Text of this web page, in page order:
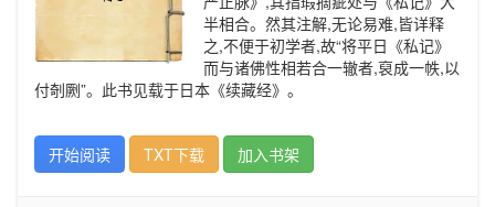
半相合。然其注解,无论易难,皆详释
之,不便于初学者,故“将平日《私记》
而与诸佛性相若合一辙者,裒成一帙,以
付剞劂”。此书见载于日本《续藏经》。
开始阅读 TXT下载 加入书架